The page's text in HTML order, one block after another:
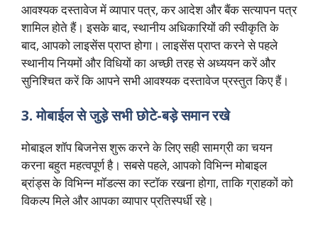
आवश्यक दस्तावेज में व्यापार पत्र, कर आदेश और बैंक सत्यापन पत्र
शामिल होते हैं। इसके बाद, स्थानीय अधिकारियों की स्वीकृति के
बाद, आपको लाइसेंस प्राप्त होगा। लाइसेंस प्राप्त करने से पहले
स्थानीय नियमों और विधियों का अच्छी तरह से अध्ययन करें और
सुनिश्चित करें कि आपने सभी आवश्यक दस्तावेज प्रस्तुत किए हैं।
3. मोबाईल से जुड़े सभी छोटे-बड़े समान रखे
मोबाइल शॉप बिजनेस शुरू करने के लिए सही सामग्री का चयन
करना बहुत महत्वपूर्ण है। सबसे पहले, आपको विभिन्न मोबाइल
ब्रांड्स के विभिन्न मॉडल्स का स्टॉक रखना होगा, ताकि ग्राहकों को
विकल्प मिले और आपका व्यापार प्रतिस्पर्धी रहे।